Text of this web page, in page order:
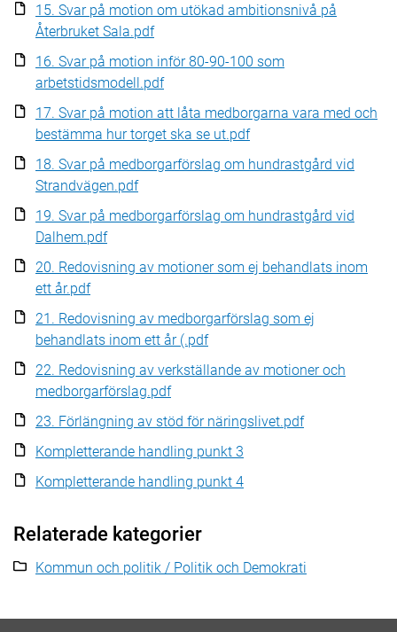
15. Svar på motion om utökad ambitionsnivå på
Återbruket Sala.pdf
16. Svar på motion inför 80-90-100 som
arbetstidsmodell.pdf
17. Svar på motion att låta medborgarna vara med och
bestämma hur torget ska se ut.pdf
18. Svar på medborgarförslag om hundrastgård vid
Strandvägen.pdf
19. Svar på medborgarförslag om hundrastgård vid
Dalhem.pdf
20. Redovisning av motioner som ej behandlats inom
ett år.pdf
21. Redovisning av medborgarförslag som ej
behandlats inom ett år (.pdf
22. Redovisning av verkställande av motioner och
medborgarförslag.pdf
23. Förlängning av stöd för näringslivet.pdf
Kompletterande handling punkt 3
Kompletterande handling punkt 4
Relaterade kategorier
Kommun och politik / Politik och Demokrati